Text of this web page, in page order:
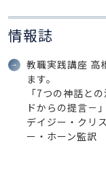
情報誌
教職実践講座 高
ます。
「7つの神話と
ドからの提言－」
デイジー・クリ
ー・ホーン監